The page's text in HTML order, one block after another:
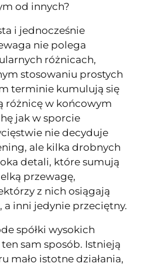
od innych?
i jednocześnie
nie polega
różnicach,
stosowaniu prostych
terminie kumulują się
różnicę w końcowym
jak w sporcie
nie decyduje
ale kilka drobnych
detali, które sumują
przewagę,
z nich osiągają
inni jedynie przeciętny.
spółki wysokich
sam sposób. Istnieją
mało istotne działania,